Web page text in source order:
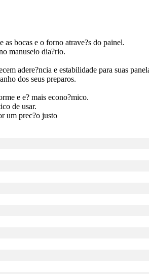
bocas e o forno atrave?s do painel.
manuseio dia?rio.
adere?ncia e estabilidade para suas
dos seus preparos.
e e? mais econo?mico.
de usar.
um prec?o justo